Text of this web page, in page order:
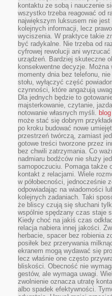
kontaktu ze sobą i nauczenie
wszystko trzeba reagować od
największym luksusem nie jest
kolejnych informacji, lecz
wyciszenia. W praktyce takie
być radykalne. Nie trzeba od
cyfrowej rewolucji ani
urządzeń. Bardziej skuteczne
konsekwentne decyzje. Można
momenty dnia bez telefonu,
stołu, wyłączyć część
czynności, które angażują
Dla jednych będzie to
majsterkowanie, czytanie,
notowanie własnych myśli.
może stać się dobrym
po kroku budować nowe
przestrzeń twórczą, zamiast
gotowe treści tworzone przez
bez chwili zatrzymania. Co
nadmiaru bodźców nie służy
samopoczuciu. Pomaga także
kontakt z relacjami. Wiele
w półobecności, jednocześnie
odpowiadając na wiadomości
kolejnych zadaniach. Taki
że bliscy czują się słuchani
wspólnie spędzany czas staje
Kiedy choć na jakiś czas
relacja nabiera innej jakości.
herbacie, spacer bez robienia
posiłek bez przerywania
ekranem mogą wydawać się
lecz właśnie one często
bliskości. Obecność nie
gestów, ale wymaga uwagi.
zwolnienie oznacza utratę
albo spadek efektywności.